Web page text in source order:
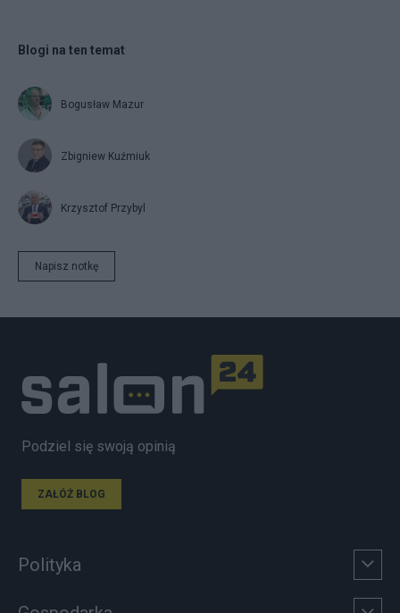
Blogi na ten temat
Bogusław Mazur
Zbigniew Kuźmiuk
Krzysztof Przybyl
Napisz notkę
Podziel się swoją opinią
ZAŁÓŻ BLOG
Polityka